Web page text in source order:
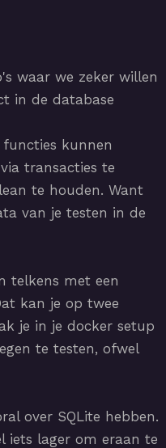
waar we zeker willen
in de database
kunnen
transacties te
te houden. Want
van je testen in de
telkens met een
kan je op twee
je in je docker setup
te testen, ofwel
over SQLite hebben.
iets lager om eraan te